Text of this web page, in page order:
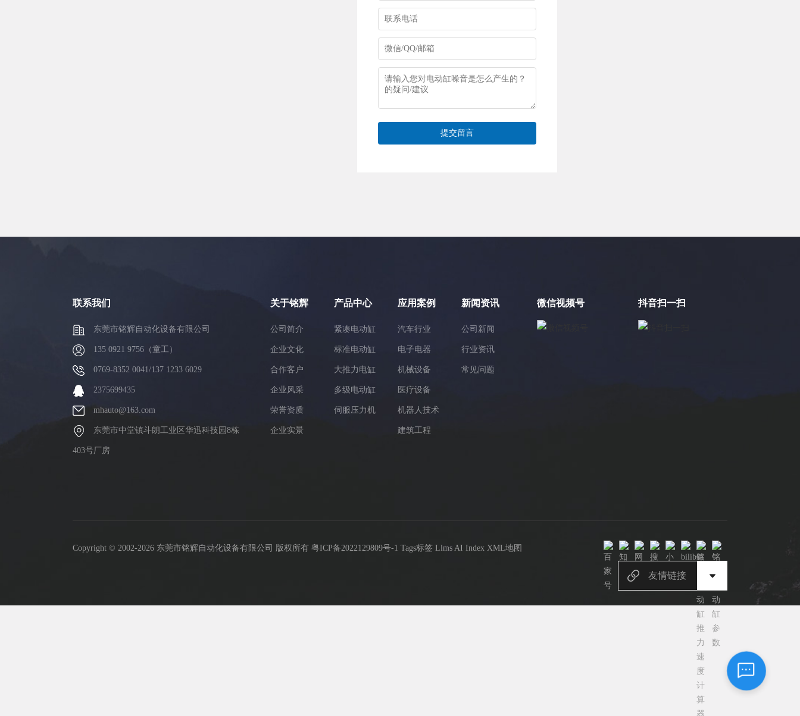
提交留言
联系我们
东莞市铭辉自动化设备有限公司
135 0921 9756（童工）
0769-8352 0041/137 1233 6029
2375699435
mhauto@163.com
东莞市中堂镇斗朗工业区华迅科技园8栋
403号厂房
关于铭辉
公司简介
企业文化
合作客户
企业风采
荣誉资质
企业实景
产品中心
紧凑电动缸
标准电动缸
大推力电缸
多级电动缸
伺服压力机
应用案例
汽车行业
电子电器
机械设备
医疗设备
机器人技术
建筑工程
新闻资讯
公司新闻
行业资讯
常见问题
微信视频号 抖音扫一扫
Copyright © 2002-2026 东莞市铭辉自动化设备有限公司 版权所有 粤ICP备2022129809号-1 Tags标签 Llms AI Index XML地图
友情链接
3.铭辉电动缸画册选型资料